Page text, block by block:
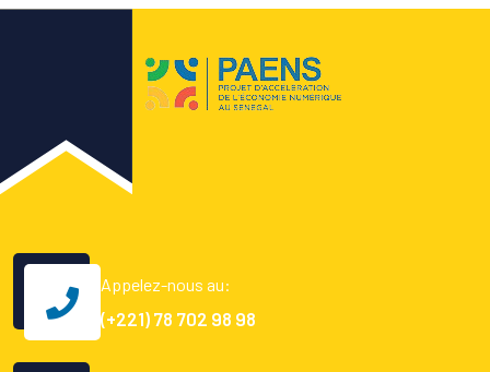
Appelez-nous au:
(+221) 78 702 98 98